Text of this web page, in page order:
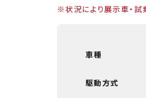
※状況により展示車・試
車種
駆動方式